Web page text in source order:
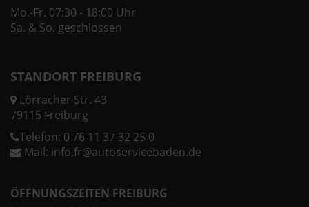
Mo.-Fr. 07:30 - 18:00 Uhr
Sa. & So. geschlossen
STANDORT FREIBURG
Lörracher Str. 43
79115 Freiburg
Telefon: 0 76 11 37 32 25 0
Mail: info.fr@autoservicebaden.de
ÖFFNUNGSZEITEN FREIBURG